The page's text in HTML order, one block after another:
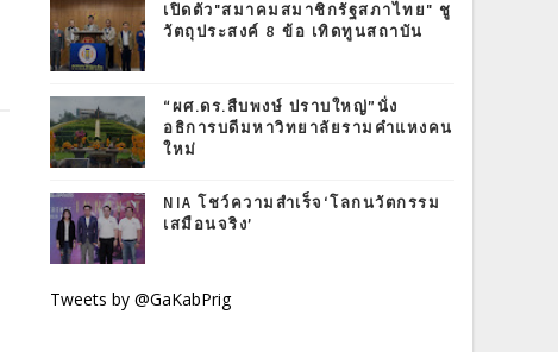
เปิดตัว"สมาคมสมาชิกรัฐสภาไทย" ชู
วัตถุประสงค์ 8 ข้อ เทิดทูนสถาบัน
“ผศ.ดร.สืบพงษ์ ปราบใหญ่”นั่ง
อธิการบดีมหาวิทยาลัยรามคำแหงคน
ใหม่
NIA โชว์ความสำเร็จ‘โลกนวัตกรรม
เสมือนจริง’
Tweets by @GaKabPrig